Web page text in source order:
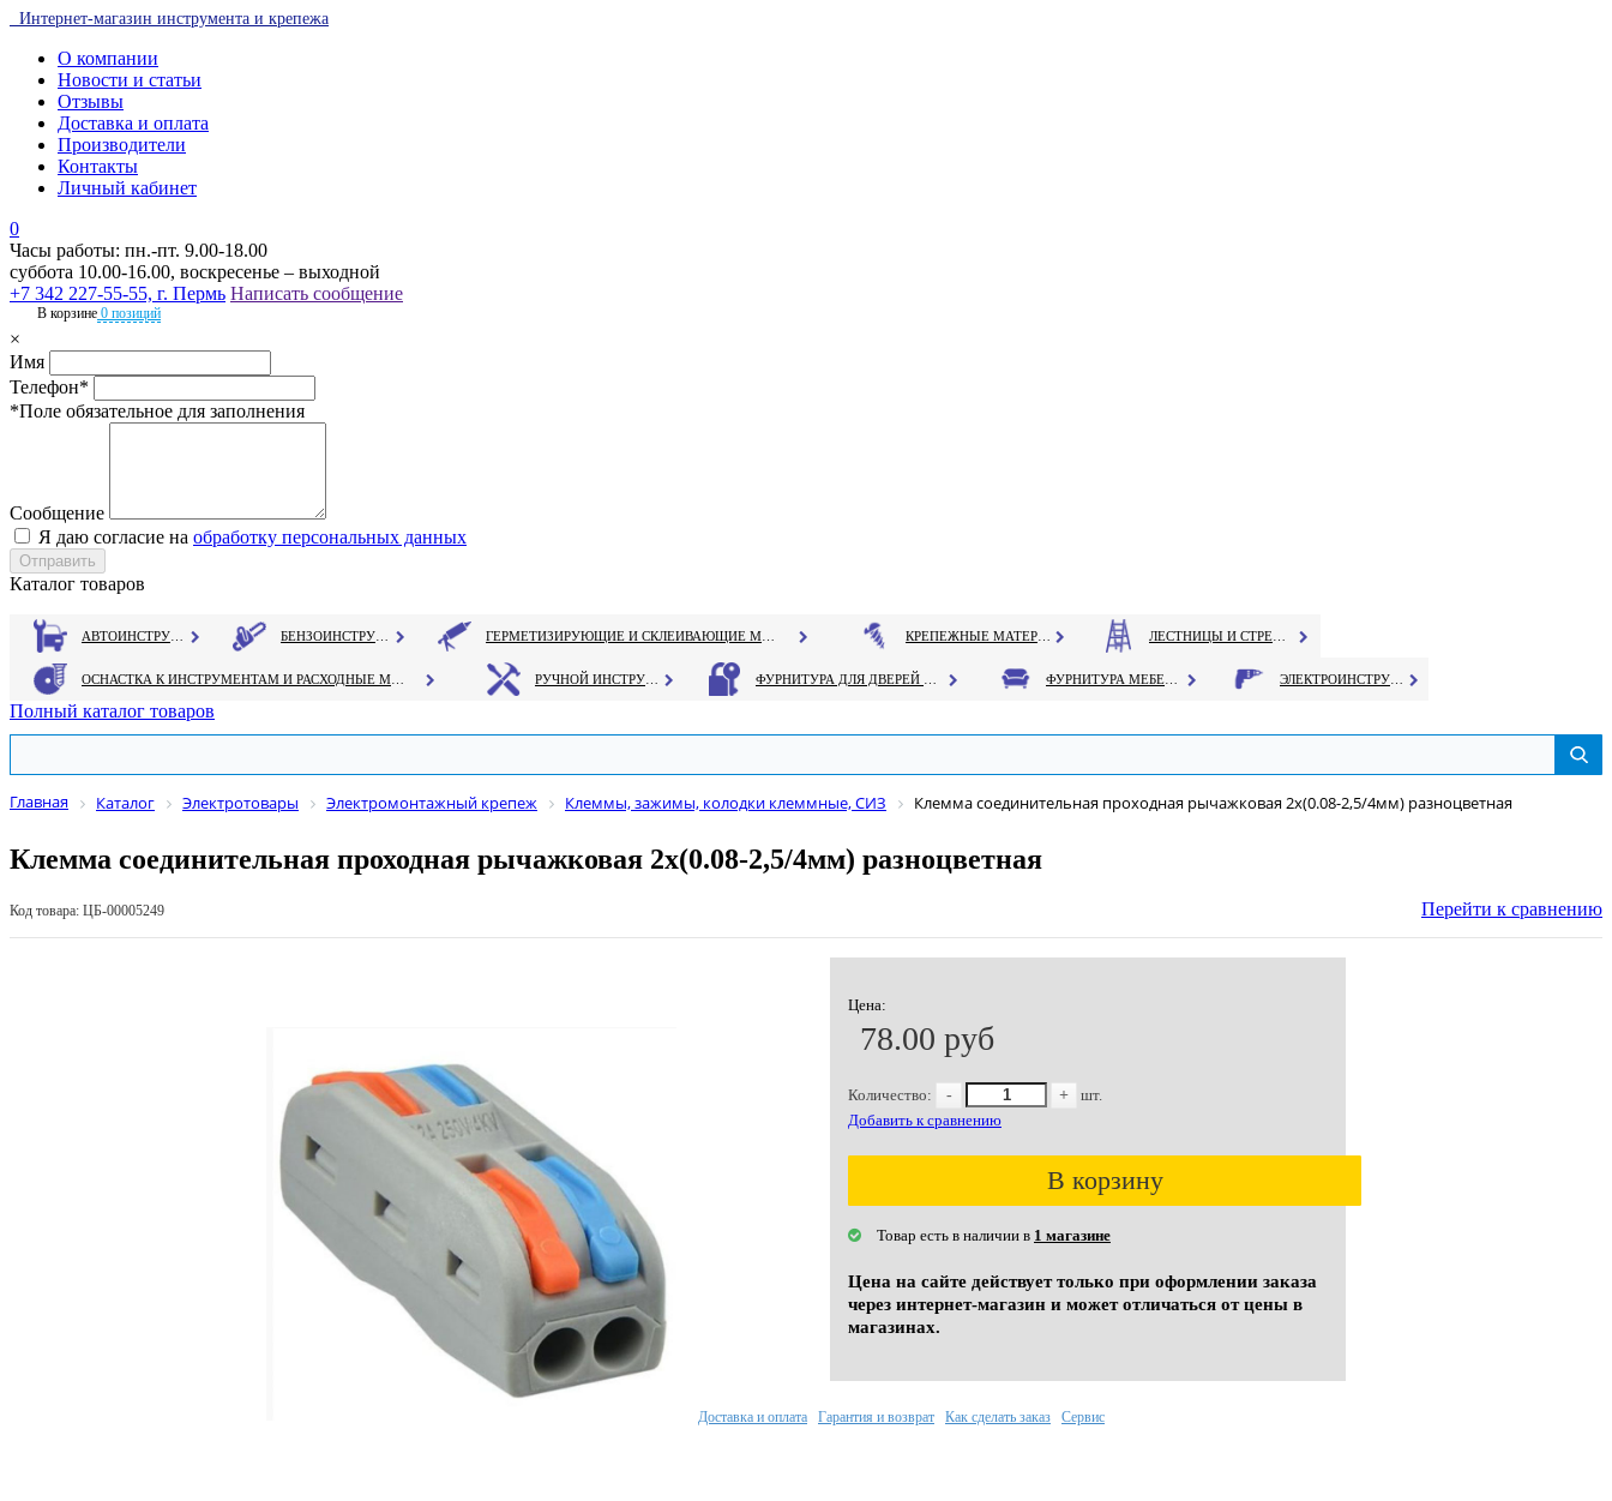
Интернет-магазин инструмента и крепежа
О компании
Новости и статьи
Отзывы
Доставка и оплата
Производители
Контакты
Личный кабинет
0
Часы работы: пн.-пт. 9.00-18.00
суббота 10.00-16.00, воскресенье – выходной
+7 342 227-55-55, г. Пермь Написать сообщение
В корзине 0 позиций
×
Имя
Телефон*
*Поле обязательное для заполнения
Сообщение
Я даю согласие на обработку персональных данных
Каталог товаров
Полный каталог товаров
Главная Каталог Электротовары Электромонтажный крепеж Клеммы, зажимы, колодки клеммные, СИЗ Клемма соединительная проходная рычажковая 2х(0.08-2,5/4мм) разноцветная
Клемма соединительная проходная рычажковая 2х(0.08-2,5/4мм) разноцветная
Код товара: ЦБ-00005249 Перейти к сравнению
Цена:
78.00 руб
Количество: - +
шт.
Добавить к сравнению
В корзину
Товар есть в наличии в 1 магазине
Цена на сайте действует только при оформлении заказа
через интернет-магазин и может отличаться от цены в
магазинах.
Доставка и оплата Гарантия и возврат Как сделать заказ Сервис